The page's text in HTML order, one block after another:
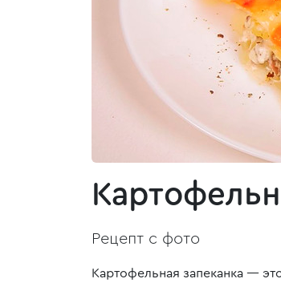
Рецепт с фото
Картофельная запеканка —